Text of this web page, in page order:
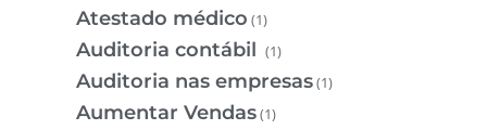
Atestado médico (1)
Auditoria contábil (1)
Auditoria nas empresas(1)
Aumentar Vendas(1)